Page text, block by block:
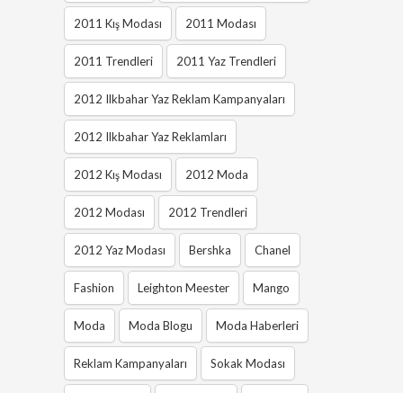
2011 Kış Modası 2011 Modası
2011 Trendleri 2011 Yaz Trendleri
2012 Ilkbahar Yaz Reklam Kampanyaları
2012 Ilkbahar Yaz Reklamları
2012 Kış Modası 2012 Moda
2012 Modası 2012 Trendleri
2012 Yaz Modası Bershka Chanel
Fashion Leighton Meester Mango
Moda Moda Blogu Moda Haberleri
Reklam Kampanyaları Sokak Modası